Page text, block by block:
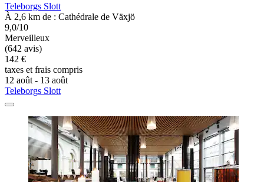
Teleborgs Slott
À 2,6 km de : Cathédrale de Växjö
9,0/10
Merveilleux
(642 avis)
142 €
taxes et frais compris
12 août - 13 août
Teleborgs Slott